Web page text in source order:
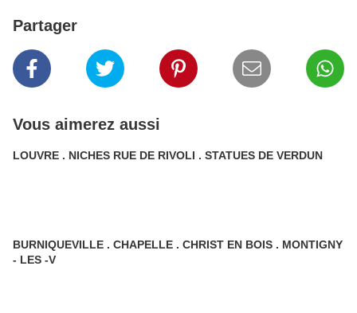
Partager
Vous aimerez aussi
LOUVRE . NICHES RUE DE RIVOLI . STATUES DE VERDUN
BURNIQUEVILLE . CHAPELLE . CHRIST EN BOIS . MONTIGNY
- LES -V